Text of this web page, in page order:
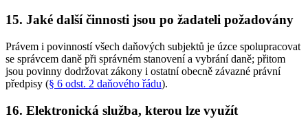
15. Jaké další činnosti jsou po žadateli požadovány
Právem i povinností všech daňových subjektů je úzce spolupracovat
se správcem daně při správném stanovení a vybrání daně; přitom
jsou povinny dodržovat zákony i ostatní obecně závazné právní
předpisy (§ 6 odst. 2 daňového řádu).
16. Elektronická služba, kterou lze využít